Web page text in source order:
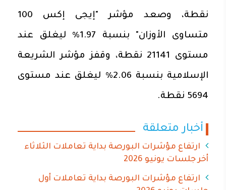
نقطة، وصعد مؤشر "إيجى إكس 100
متساوى الأوزان" بنسبة 1.97% ليغلق عند
مستوى 21141 نقطة، وقفز مؤشر الشريعة
الإسلامية بنسبة 2.06% ليغلق عند مستوى
5694 نقطة.
أخبار متعلقة
ارتفاع مؤشرات البورصة بداية تعاملات الثلاثاء
أخر جلسات يونيو 2026
ارتفاع مؤشرات البورصة بداية تعاملات أول